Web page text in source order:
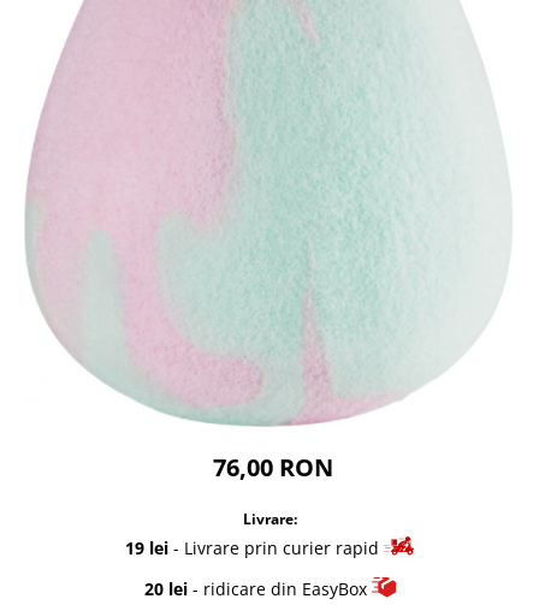
76,00 RON
Livrare:
19 lei - Livrare prin curier rapid
20 lei- ridicare din EasyBox